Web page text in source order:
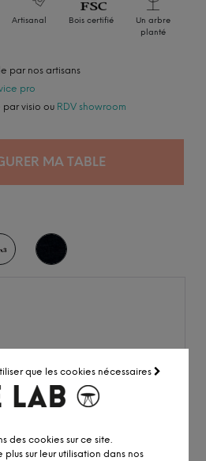
que les cookies nécessaires
des cookies sur ce site.
plus sur leur utilisation dans nos
Artisanal Bois certifié
Un arbre
planté
par nos artisans
pro
par visio ou RDV showroom
MA TABLE